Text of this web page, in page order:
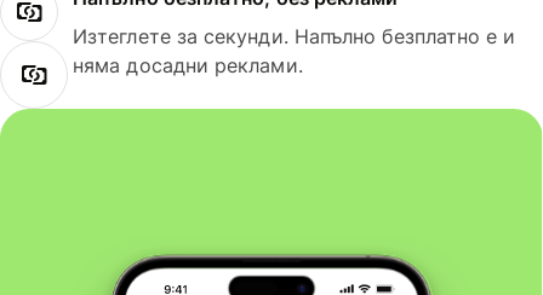
Изтеглете за секунди. Напълно безплатно е и
няма досадни реклами.